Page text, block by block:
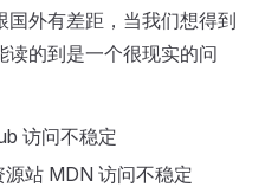
国外有差距，当我们想得到
读的到是一个很现实的问
访问不稳定
站 MDN 访问不稳定